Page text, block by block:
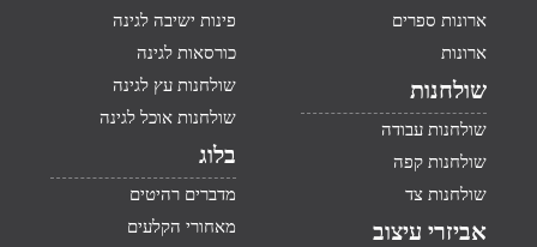
ארונות ספרים
ארונות
שולחנות
שולחנות עבודה
שולחנות קפה
שולחנות צד
אביזרי עיצוב
פינות ישיבה לגינה
כורסאות לגינה
שולחנות עץ לגינה
שולחנות אוכל לגינה
בלוג
מדברים רהיטים
מאחורי הקלעים